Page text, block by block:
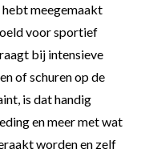
hebt meegemaakt
voor sportief
bij intensieve
of schuren op de
is dat handig
en meer met wat
worden en zelf